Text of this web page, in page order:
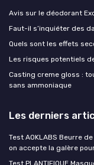
Avis sur le déodorant
Faut-il s’inquiéter des
Quels sont les effets
Les risques potentiels
Casting creme gloss :
sans ammoniaque
Les derniers
Test AOKLABS Beurre
on accepte la galère
Test PLANTIFIQUE